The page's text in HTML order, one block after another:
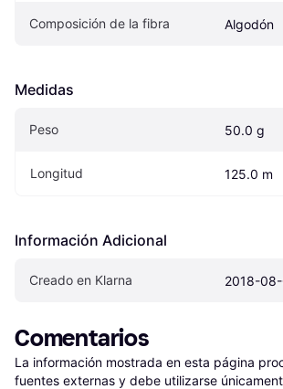
Composición de la fibra Algodón
Medidas
Peso 50.0 g
Longitud 125.0 m
Información Adicional
Creado en Klarna 2018-
Comentarios
La información mostrada en esta página
fuentes externas y debe utilizarse